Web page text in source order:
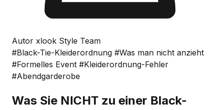
Autor xlook Style Team
#Black-Tie-Kleiderordnung #Was man nicht anzieht
#Formelles Event #Kleiderordnung-Fehler
#Abendgarderobe
Was Sie NICHT zu einer Black-